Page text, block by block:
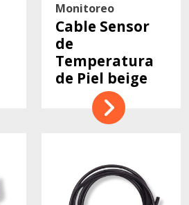
Monitoreo
Cable Sensor
de
Temperatura
de Piel beige